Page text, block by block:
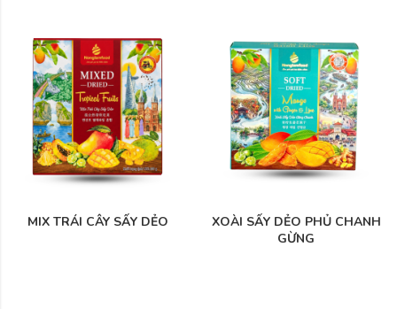
MIX TRÁI CÂY SẤY DẺO
XOÀI SẤY DẺO PHỦ CHANH
GỪNG